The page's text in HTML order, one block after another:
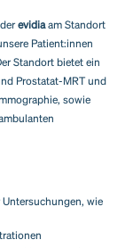
evidiaam Standort
Patient:innen
Standort bietet ein
Prostatat-MRT und
sowie
wie